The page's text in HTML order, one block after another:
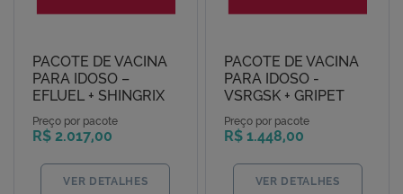
PACOTE DE VACINA
PARA IDOSO –
EFLUEL + SHINGRIX
Preço por pacote
R$ 2.017,00
VER DETALHES
PACOTE DE VACINA
PARA IDOSO -
VSRGSK + GRIPET
Preço por pacote
R$ 1.448,00
VER DETALHES